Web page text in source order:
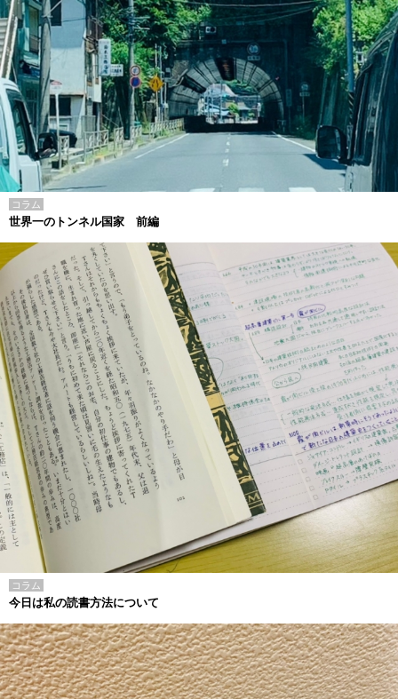
コラム
世界一のトンネル国家 前編
コラム
今日は私の読書方法について